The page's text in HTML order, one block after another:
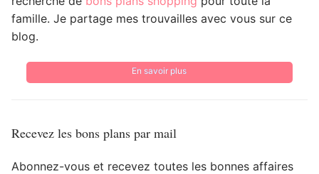
famille. Je partage mes trouvailles avec vous sur ce
blog.
En savoir plus
Recevez les bons plans par mail
Abonnez-vous et recevez toutes les bonnes affaires